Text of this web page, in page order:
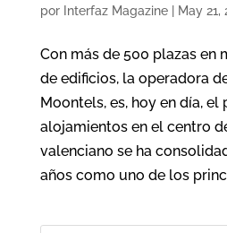
por Interfaz Magazine| May 21,
Con más de 500 plazas en
de edificios, la operadora
Moontels, es, hoy en día,
alojamientos en el centro
valenciano se ha
años como uno de los